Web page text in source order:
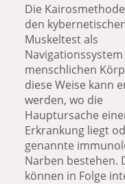
Die
den
Muskeltest als
menschlichen
diese Weise kann
werden, wo die
Hauptursache
Erkrankung liegt
genannte
Narben bestehen.
können in Folge